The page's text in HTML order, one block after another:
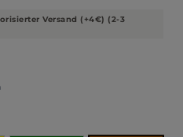
Versand (+4€) (2-3